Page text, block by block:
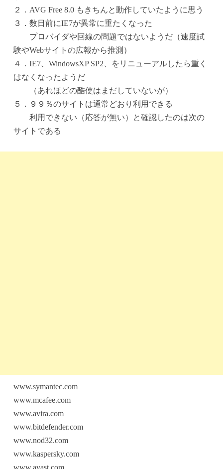
２．AVG Free 8.0 もきちんと動作していたように思う
３．数日前にIE7が異常に重たくなった
プロバイダや回線の問題ではないようだ（速度試
験やWebサイトの広報から推測）
４．IE7、WindowsXP SP2、をリニューアルしたら重く
はなくなったようだ
（あれほどの酷使はまだしていないが）
５．９９％のサイトは通常どおり利用できる
利用できない（応答が無い）と確認したのは次の
サイトである
www.symantec.com
www.mcafee.com
www.avira.com
www.bitdefender.com
www.nod32.com
www.kaspersky.com
www.avast.com